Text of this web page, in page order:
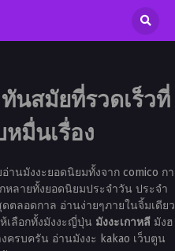
นสมัยที่รวดเร็วที่
มื่นเรื่อง
านมังงะยอดนิยมทั้งจาก comico กา
หลายทั้งยอดนิยมประจำวัน ประจำ
ตลอดกาล อ่านง่ายๆภายในจิ้มเดียว
เลือกทั้งมังงะญี่ปุ่น มังงะเกาหลีมังฮ
ครบครัน อ่านมังงะ kakao เว็บตูน